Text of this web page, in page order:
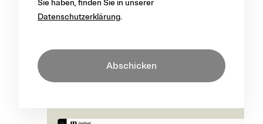
Sie haben, finden Sie in unserer
Datenschutzerklärung.
Abschicken